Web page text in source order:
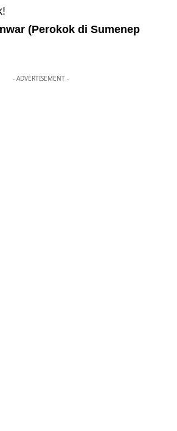
(Perokok di Sumenep
- ADVERTISEMENT -